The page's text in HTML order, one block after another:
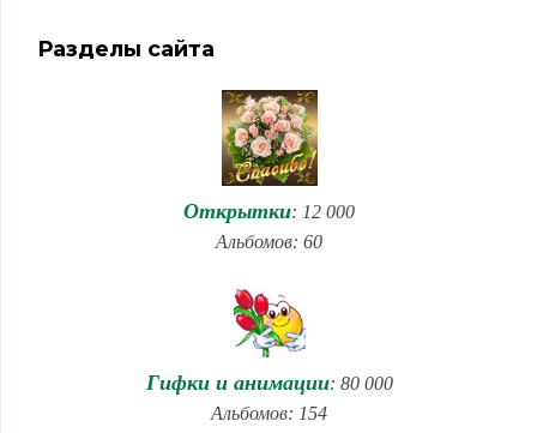
Разделы сайта
Открытки: 12 000
Альбомов: 60
Гифки и анимации: 80 000
Альбомов: 154